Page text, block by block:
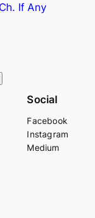
If Any
Social
Facebook
Instagram
Medium